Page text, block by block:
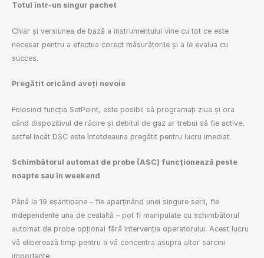
Totul într-un singur pachet
Chiar și versiunea de bază a instrumentului vine cu tot ce este
necesar pentru a efectua corect măsurătorile și a le evalua cu
succes.
Pregătit oricând aveți nevoie
Folosind funcția SetPoint, este posibil să programați ziua și ora
când dispozitivul de răcire și debitul de gaz ar trebui să fie active,
astfel încât DSC este întotdeauna pregătit pentru lucru imediat.
Schimbătorul automat de probe (ASC) funcționează peste
noapte sau în weekend
Până la 19 eșantioane – fie aparținând unei singure serii, fie
independente una de cealaltă – pot fi manipulate cu schimbătorul
automat de probe opțional fără intervenția operatorului. Acest lucru
vă eliberează timp pentru a vă concentra asupra altor sarcini
importante.